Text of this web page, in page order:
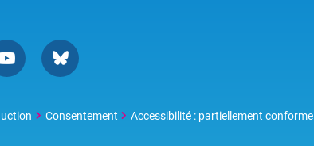
Consentement Accessibilité : partiellement conforme